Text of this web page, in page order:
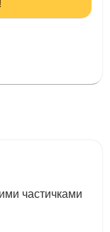
частичками